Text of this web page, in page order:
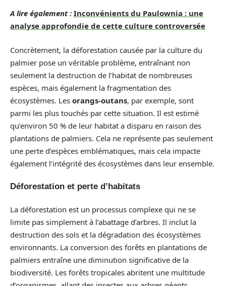
A lire également : Inconvénients du Paulownia : une
analyse approfondie de cette culture controversée
Concrètement, la déforestation causée par la culture du
palmier pose un véritable problème, entraînant non
seulement la destruction de l’habitat de nombreuses
espèces, mais également la fragmentation des
écosystèmes. Les orangs-outans, par exemple, sont
parmi les plus touchés par cette situation. Il est estimé
qu’environ 50 % de leur habitat a disparu en raison des
plantations de palmiers. Cela ne représente pas seulement
une perte d’espèces emblématiques, mais cela impacte
également l’intégrité des écosystèmes dans leur ensemble.
Déforestation et perte d’habitats
La déforestation est un processus complexe qui ne se
limite pas simplement à l’abattage d’arbres. Il inclut la
destruction des sols et la dégradation des écosystèmes
environnants. La conversion des forêts en plantations de
palmiers entraîne une diminution significative de la
biodiversité. Les forêts tropicales abritent une multitude